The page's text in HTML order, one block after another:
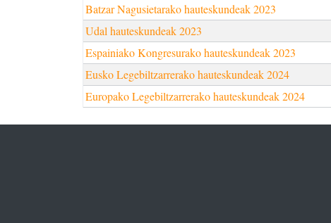
Batzar Nagusietarako hauteskundeak 2023
Udal hauteskundeak 2023
Espainiako Kongresurako hauteskundeak 2023
Eusko Legebiltzarrerako hauteskundeak 2024
Europako Legebiltzarrerako hauteskundeak 2024